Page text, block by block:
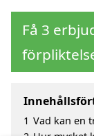
Få 3
1 Vad kan en